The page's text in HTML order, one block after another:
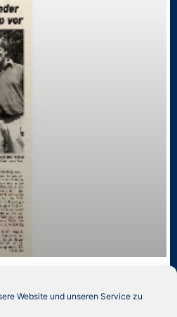
Website und unseren Service zu